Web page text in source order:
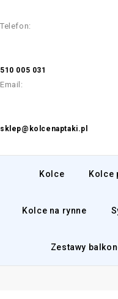
Telefon:
510 005 031
Email:
sklep@kolcenaptaki.pl
Kolce Kolce
Kolce na rynne
Zestawy